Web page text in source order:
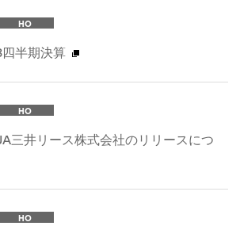
HO
半期決算
HO
三井リース株式会社のリリースにつ
HO